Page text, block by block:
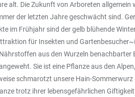
alt. Die Zukunft von Arboreten
der letzten Jahre geschwächt sind.
im Frühjahr sind der gelb blühende
für Insekten und
aus den Wurzeln
Sie ist eine Pflanze aus den
schmarotzt unsere Hain-
trotz ihrer lebensgefährlichen